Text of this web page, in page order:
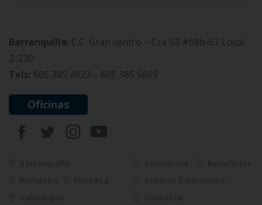
Barranquilla: C.C. Gran centro – Cra 53 #68b-57 Local
2-230
Tels: 605 385 4923 – 605 385 5669
Oficinas